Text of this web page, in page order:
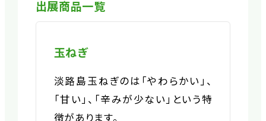
出展商品一覧
玉ねぎ
淡路島玉ねぎのは「やわらかい」、
「甘い」、「辛みが少ない」という特
徴があります。